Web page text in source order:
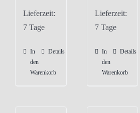
Lieferzeit:
7 Tage
In
den
Warenkorb
Details
Lieferzeit:
7 Tage
In
den
Warenkorb
Details